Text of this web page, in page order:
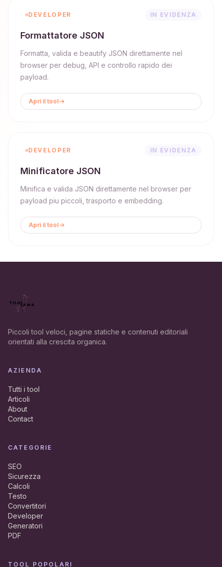
DEVELOPER IN EVIDENZA
Formattatore JSON
Formatta, valida e beautify JSON direttamente nel
browser per debug, API e controllo rapido dei
payload.
Apri il tool
DEVELOPER IN EVIDENZA
Minificatore JSON
Minifica e valida JSON direttamente nel browser per
payload piu piccoli, trasporto e embedding.
Apri il tool
Piccoli tool veloci, pagine statiche e contenuti editoriali
orientati alla crescita organica.
AZIENDA
Tutti i tool
Articoli
About
Contact
CATEGORIE
SEO
Sicurezza
Calcoli
Testo
Convertitori
Developer
Generatori
PDF
TOOL POPOLARI